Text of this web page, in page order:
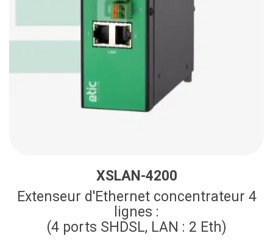
XSLAN-4200
Extenseur d'Ethernet concentrateur 4
lignes :
(4 ports SHDSL, LAN : 2 Eth)